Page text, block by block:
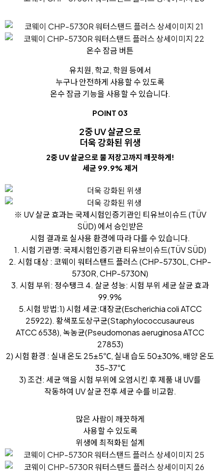
온수 잠금 버튼
유치원, 학교, 학원 등에서
누구나 안전하게 사용할 수 있도록
온수 잠금 기능을 사용할 수 있습니다.
POINT 03
2중 UV 살균으로
더욱 강화된 위생
2중 UV 살균으로 물 저장고까지 깨끗하게!
세균 99.9% 제거
※ UV 살균 효과는 국제시험인증기관인 티유브이슈드 (TÜV
SÜD) 에서 승인받은
시험 결과로 실사용 환경에 따라 다를 수 있습니다.
1. 시험 기관명: 국제시험인증기관 티유브이슈드(TÜV SÜD)
2. 시험 대상 : 코웨이 워터스탠드 플러스 (CHP-5730L, CHP-
5730R, CHP-5730N)
3. 시험 부위: 정수탱크 4. 살균 성능: 시험 부위 세균 살균 효과
99.9%
5.시험 방법:1) 시험 세균:대장균(Escherichia coli ATCC
25922). 황색포도상구균(Staphylococcusaureus
ATCC 6538), 녹농균(Pseudomonas aeruginosa ATCC
27853)
2) 시험 환경 : 실내 온도 25±5℃, 실내 습도 50±30%, 배양 온도
35-37℃
3) 조건: 세균 액을 시험 부위에 오염시킨 후 제품 내 UV를
작동하여 UV 살균 전후 세균 수를 비교함.
많은 사람이 깨끗하게
사용할 수 있도록
위생에 최적화된 설계